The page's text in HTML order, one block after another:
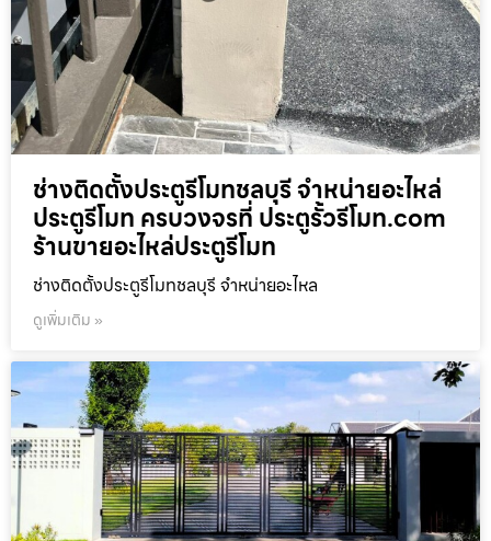
ช่างติดตั้งประตูรีโมทชลบุรี จำหน่ายอะไหล่
ประตูรีโมท ครบวงจรที่ ประตูรั้วรีโมท.com
ร้านขายอะไหล่ประตูรีโมท
ช่างติดตั้งประตูรีโมทชลบุรี จำหน่ายอะไหล
ดูเพิ่มเติม »